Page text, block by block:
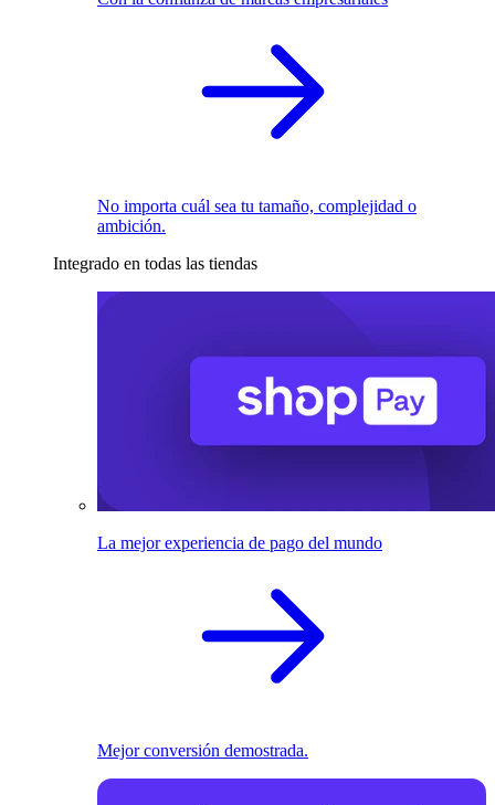
No importa cuál sea tu tamaño, complejidad o
ambición.
Integrado en todas las tiendas
La mejor experiencia de pago del mundo
Mejor conversión demostrada.